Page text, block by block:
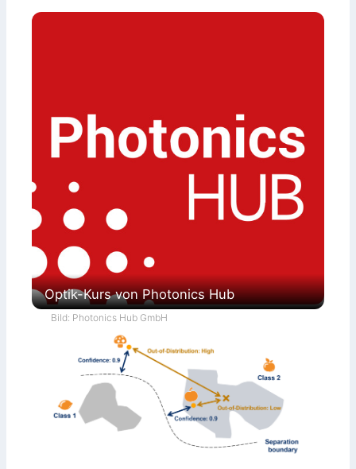
Optik-Kurs von Photonics Hub
Bild: Photonics Hub GmbH